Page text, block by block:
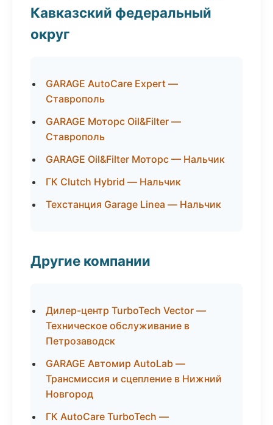
Кавказский федеральный
округ
GARAGE AutoCare Expert —
Ставрополь
GARAGE Моторс Oil&Filter —
Ставрополь
GARAGE Oil&Filter Моторс — Нальчик
ГК Clutch Hybrid — Нальчик
Техстанция Garage Linea — Нальчик
Другие компании
Дилер-центр TurboTech Vector —
Техническое обслуживание в
Петрозаводск
GARAGE Автомир AutoLab —
Трансмиссия и сцепление в Нижний
Новгород
ГК AutoCare TurboTech —